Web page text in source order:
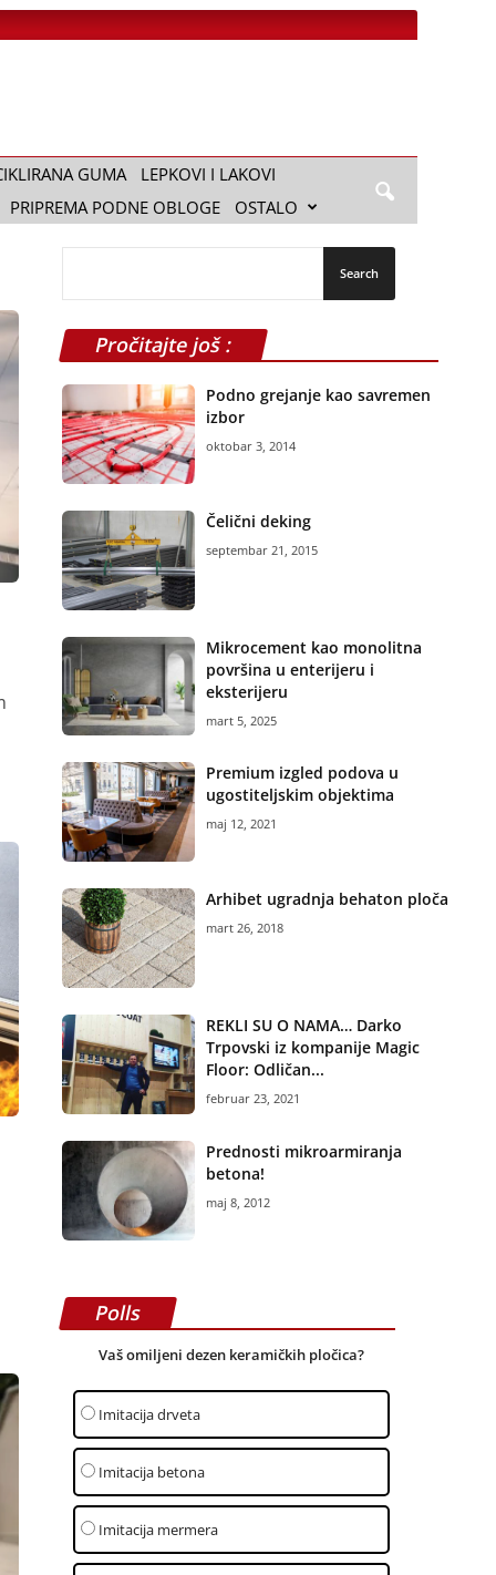
GUMA
LEPKOVI I LAKOVI
PRIPREMA PODNE OBLOGE
OSTALO
Pročitajte još :
Podno grejanje kao savremen
izbor
oktobar 3, 2014
Čelični deking
septembar 21, 2015
Mikrocement kao monolitna
površina u enterijeru i
eksterijeru
mart 5, 2025
Premium izgled podova u
ugostiteljskim objektima
maj 12, 2021
Arhibet ugradnja behaton ploča
mart 26, 2018
REKLI SU O NAMA… Darko
Trpovski iz kompanije Magic
Floor: Odličan...
februar 23, 2021
Prednosti mikroarmiranja
betona!
maj 8, 2012
Polls
Vaš omiljeni dezen keramičkih pločica?
Imitacija drveta
Imitacija betona
Imitacija mermera